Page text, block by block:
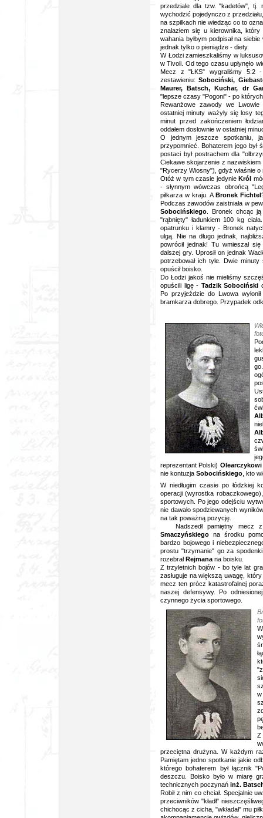
przedziale dla tzw. "kadetów", tj.
wychodzić pojedynczo z
na szpilkach nie wiedząc co to
znalazłem się u kierownika,
wahania byłbym podpisał na
jednak tylko o pieniądze - diety.
W Łodzi zamieszkaliśmy w
w Tivoli. Od tego czasu upłynęło
Mecz z "ŁKS" wygraliśmy 5:2
zestawieniu:Sobociński,
Maurer, Batsch, Kuchar, dr
"lepsze czasy "Pogoni" - po
Rewanżowe zawody we
ostatniej minuty ważyły się losy
minut przed zakończeniem
oddałem dosłownie w ostatniej
O jednym jeszcze spotkaniu,
przypomnieć. Bohaterem jego był
postaci był postrachem dla
Ciekawe skojarzenie z
"Rycerzy Wiosny"), gdyż właśnie o
Otóż w tym czasie jedynieKról
- słynnym wówczas obrońcą
piłkarza w kraju. A Bronek Fichtel
Podczas zawodów zaistniała w
Sobocińskiego . Bronek chcąc
"rąbnięty" ładunkiem 100 kg
opatrunku i klamry - Bronek
ulgą. Nie na długo jednak,
powrócił jednak! Tu wmieszał
dalszej gry. Uprosił on jednak
potrzebował ich tyle. Dwie
opuścił boisko.
Do Łodzi jakoś nie mieliśmy
opuścili ligę - Tadzik Sobociński
Po przyjeździe do Lwowa
bramkarza dobrego. Przypadek
reprezentant Polski)
nie kontuzja Sobocińskiego , kto
W niedługim czasie po łódzkiej
operacji (wyrostka
sportowych. Po jego odejściu
nie dawało spodziewanych
na tak poważną pozycję.
Nadszedł pamiętny mecz z
Smaczyńskiego na środku
bardzo bojowego i
prostu "trzymanie" go za
rozebrałRejmana na boisku.
Z trzyletnich bojów - bo tyle lat
zasługuje na większą uwagę,
mecz ten prócz katastrofalnej
naszej defensywy. Po
czynnego życia sportowego.
w
Z
przeciętna drużyna. W każdym
Pamiętam jedno spotkanie jakie
którego bohaterem był łącznik
deszczu. Boisko było w miarę
technicznych poczynań inż.
Robił z nim co chciał. Specjalnie
przeciwników "kładł"
chichocąc z cicha, "wkładał" mu